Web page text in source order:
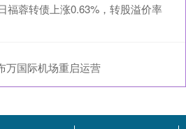
福蓉转债上涨0.63%，转股溢价率
万国际机场重启运营